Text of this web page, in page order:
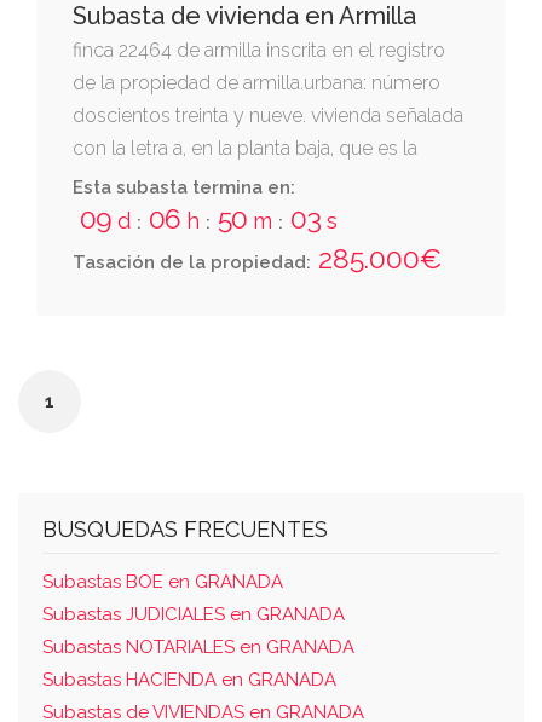
Subasta de vivienda en Armilla
finca 22464 de armilla inscrita en el registro
de la propiedad de armilla.urbana: número
doscientos treinta y nueve. vivienda señalada
con la letra a, en la planta baja, que es la
cuarta general del conjunto, perteneciente a
la escalera 4, del portal dos, del bloque uno.
se denomina latitud campus de la salud, en
calle pasaje de la ciencia número uno, y
Esta subasta termina en:
09 d : 06 h : 50 m : 02 s
Tasación de la propiedad: 285.000€
1
BUSQUEDAS FRECUENTES
Subastas BOE en GRANADA
Subastas JUDICIALES en GRANADA
Subastas NOTARIALES en GRANADA
Subastas HACIENDA en GRANADA
Subastas de VIVIENDAS en GRANADA